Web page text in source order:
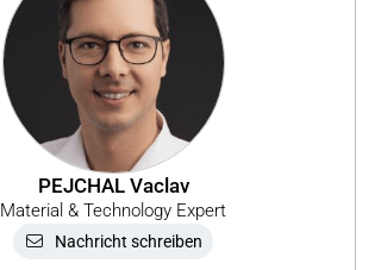
PEJCHAL Vaclav
Material & Technology Expert
Nachricht schreiben